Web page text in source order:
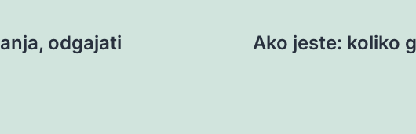
odgajati
Ako jeste: koliko